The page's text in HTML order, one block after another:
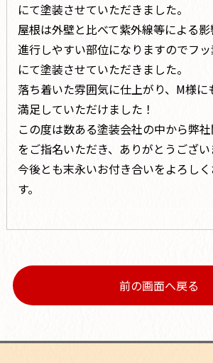
にて塗装させていただきました。
屋根は外壁と比べて紫外線等による
進行しやすい部位になりますのでフ
にて塗装させていただきました。
落ち着いた雰囲気に仕上がり、M様
満足していただけました！
この度は数ある塗装会社の中から弊
をご指名いただき、ありがとうござい
今後とも末永いお付き合いをよろし
す。
前の画面へ戻る